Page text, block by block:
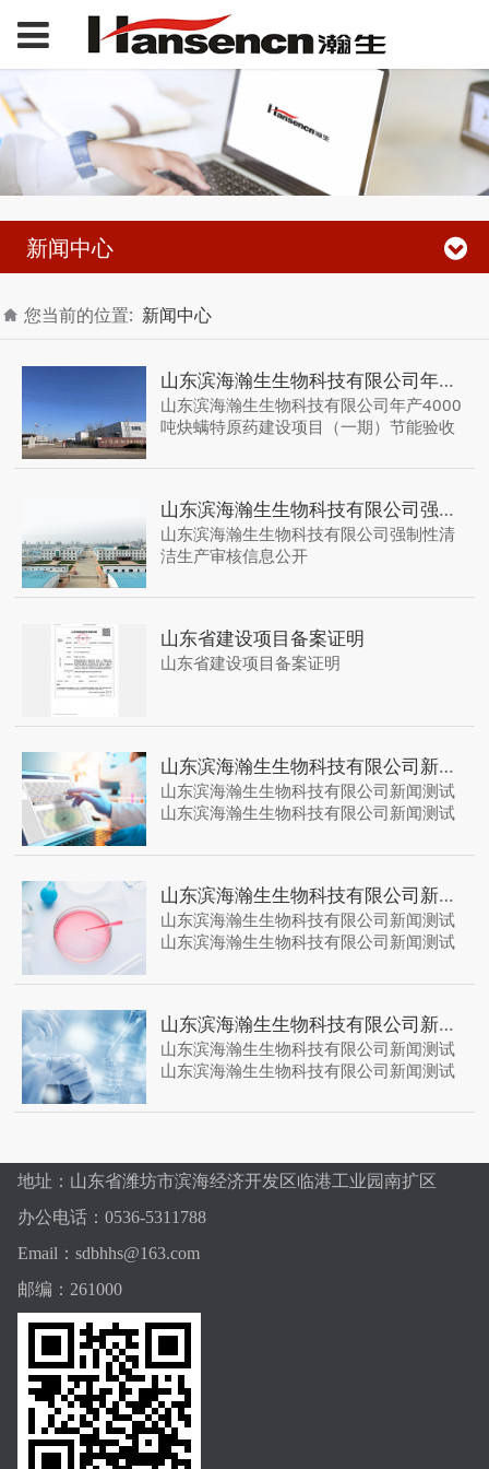
新闻中心
您当前的位置: 新闻中心
山东滨海瀚生生物科技有限公司年产4000吨炔螨特原药建设项目（一期）节能验收报告主要结论公示
山东滨海瀚生生物科技有限公司年产4000
吨炔螨特原药建设项目（一期）节能验收
山东滨海瀚生生物科技有限公司强制性清洁生产审核信息公开
山东滨海瀚生生物科技有限公司强制性清
洁生产审核信息公开
山东省建设项目备案证明
山东省建设项目备案证明
山东滨海瀚生生物科技有限公司新闻测试
山东滨海瀚生生物科技有限公司新闻测试
山东滨海瀚生生物科技有限公司新闻测试
山东滨海瀚生生物科技有限公司新闻测试
山东滨海瀚生生物科技有限公司新闻测试
山东滨海瀚生生物科技有限公司新闻测试
山东滨海瀚生生物科技有限公司新闻测试
山东滨海瀚生生物科技有限公司新闻测试
山东滨海瀚生生物科技有限公司新闻测试
山东滨海瀚生生物科技有限公司新闻测试
地址：山东省潍坊市滨海经济开发区临港工业园南扩区
办公电话：0536-5311788
Email：sdbhhs@163.com
邮编：261000